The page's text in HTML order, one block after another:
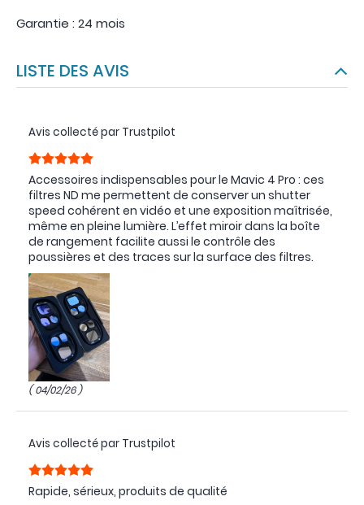
Garantie : 24 mois
LISTE DES AVIS
Avis collecté par Trustpilot
Accessoires indispensables pour le Mavic 4 Pro : ces
filtres ND me permettent de conserver un shutter
speed cohérent en vidéo et une exposition maîtrisée,
même en pleine lumière. L’effet miroir dans la boîte
de rangement facilite aussi le contrôle des
poussières et des traces sur la surface des filtres.
( 04/02/26 )
Avis collecté par Trustpilot
Rapide, sérieux, produits de qualité